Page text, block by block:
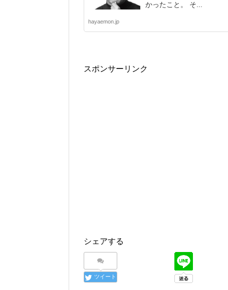
かったこと。 そ...
hayaemon.jp
スポンサーリンク
シェアする
ツイート